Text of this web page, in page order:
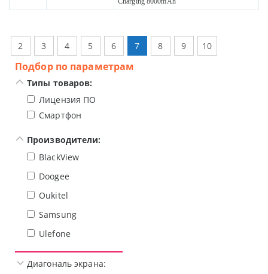
2 3 4 5 6 7 8 9 10
Подбор по параметрам
Типы товаров:
Лицензия ПО
Смартфон
Производители:
BlackView
Doogee
Oukitel
Samsung
Ulefone
Диагональ экрана: